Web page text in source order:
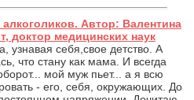
Автор: Валентина
доктор медицинских наук
узнавая себя,свое детство. А
что стану как мама. И всегда
мой муж пьет... а я всю
- его, себя, окружающих. До